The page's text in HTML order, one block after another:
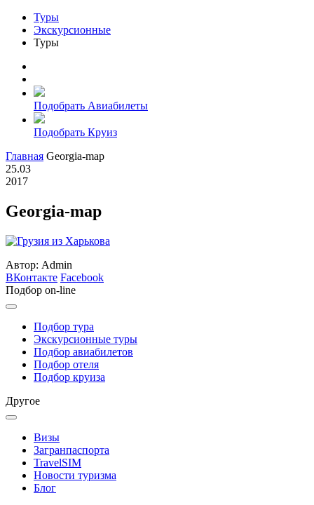
Туры
Экскурсионные
Туры
Подобрать Авиабилеты
Подобрать Круиз
Главная Georgia-map
25.03
2017
Georgia-map
Автор: Admin
ВКонтакте Facebook
Подбор on-line
Подбор тура
Экскурсионные туры
Подбор авиабилетов
Подбор отеля
Подбор круиза
Другое
Визы
Загранпаспорта
TravelSIM
Новости туризма
Блог